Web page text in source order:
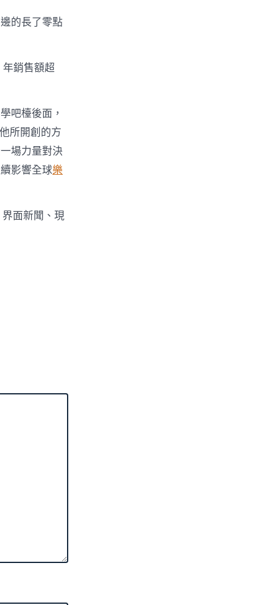
的長了零點
銷售額超
吧檯後面，
所開創的方
場力量對決
影響全球樂
面新聞、現